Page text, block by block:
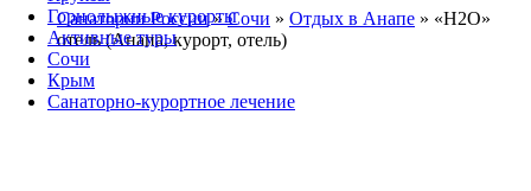
Горнолыжные курорты
Активные туры
Сочи
Крым
Санаторно-курортное лечение
Санатории России»Сочи » Отдых в Анапе » «H2O»
отель (Анапа, курорт, отель)